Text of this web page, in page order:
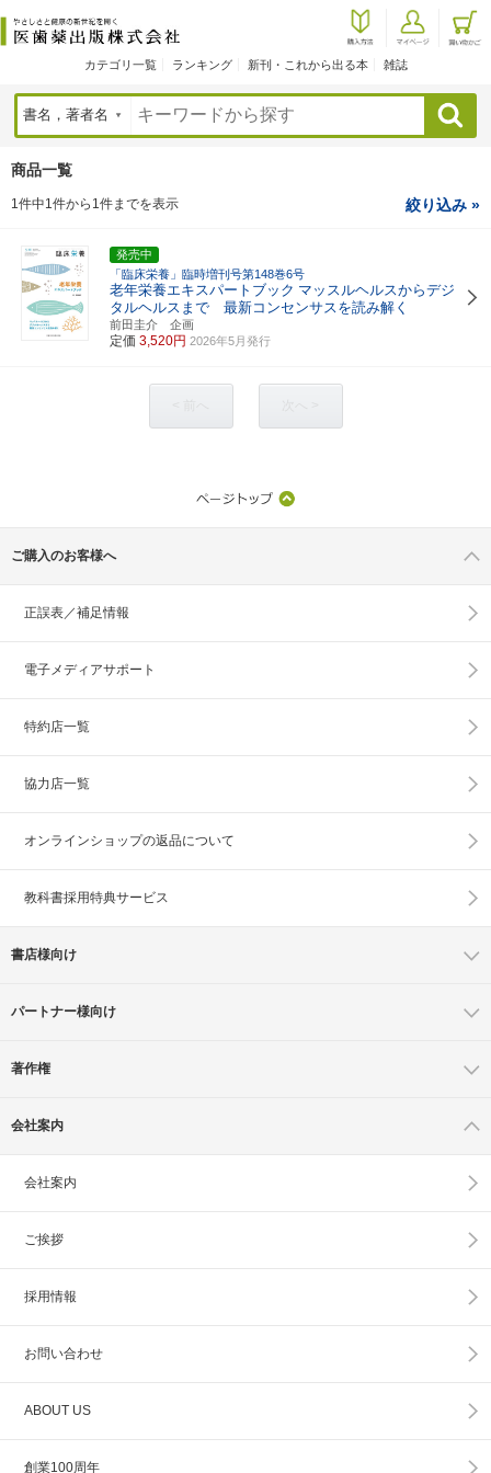
カテゴリ一覧 ランキング 新刊・これから出る本 雑誌
検索
商品一覧
1件中1件から1件までを表示 絞り込み »
発売中
「臨床栄養」臨時増刊号第148巻6号
老年栄養エキスパートブック マッスルヘルスからデジ
タルヘルスまで 最新コンセンサスを読み解く
前田圭介 企画
定価 3,520円 2026年5月発行
ご購入のお客様へ
正誤表／補足情報
電子メディアサポート
特約店一覧
協力店一覧
オンラインショップの返品について
教科書採用特典サービス
書店様向け
パートナー様向け
著作権
会社案内
会社案内
ご挨拶
採用情報
お問い合わせ
ABOUT US
創業100周年